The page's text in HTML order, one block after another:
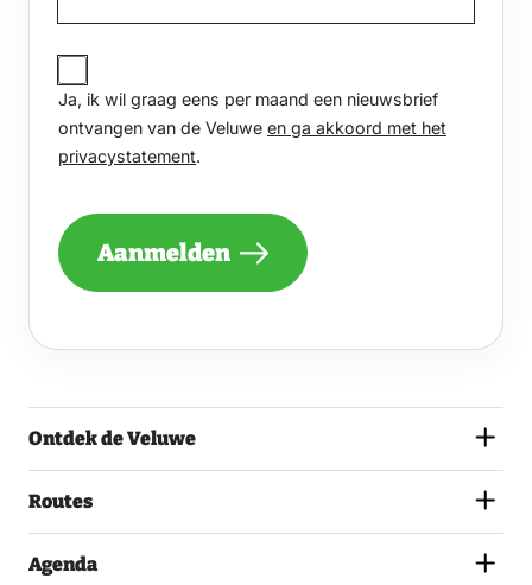
JA,
IK
WIL
GRAAG
EENS
PER
EEN
ONTVANGEN
EN
HET
Ja, ik wil graag eens per maand een nieuwsbrief
ontvangen van de Veluwe en ga akkoord met het
privacystatement.
Aanmelden
Ontdek de Veluwe
Routes
Agenda